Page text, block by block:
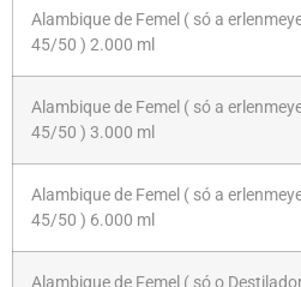
Alambique de Femel ( só a
45/50 ) 2.000 ml
Alambique de Femel ( só a
45/50 ) 3.000 ml
Alambique de Femel ( só a
45/50 ) 6.000 ml